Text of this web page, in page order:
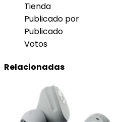
Tienda
Publicado por
Publicado
Votos
Relacionadas